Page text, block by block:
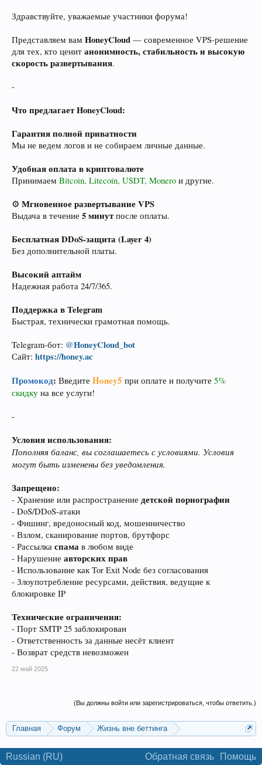
Здравствуйте, уважаемые участники форума!
Представляем вам HoneyCloud — современное VPS-решение
для тех, кто ценит анонимность, стабильность и высокую
скорость развертывания.
-
Что предлагает HoneyCloud:
Гарантия полной приватности
Мы не ведем логов и не собираем личные данные.
Удобная оплата в криптовалюте
Принимаем Bitcoin, Litecoin, USDT, Monero и другие.
⚙️ Мгновенное развертывание VPS
Выдача в течение 5 минутпосле оплаты.
Бесплатная DDoS-защита (Layer 4)
Без дополнительной платы.
Высокий аптайм
Надежная работа 24/7/365.
Поддержка в Telegram
Быстрая, технически грамотная помощь.
Telegram-бот: @HoneyCloud_bot
Сайт: https://honey.ac
Промокод: Введите Honey5 при оплате и получите 5%
скидку на все услуги!
-
Условия использования:
Пополняя баланс, вы соглашаетесь с условиями. Условия
могут быть изменены без уведомления.
Запрещено:
- Хранение или распространение детской порнографии
- DoS/DDoS-атаки
- Фишинг, вредоносный код, мошенничество
- Взлом, сканирование портов, брутфорс
- Рассылка спама в любом виде
- Нарушение авторских прав
- Использование как Tor Exit Node без согласования
- Злоупотребление ресурсами, действия, ведущие к
блокировке IP
Технические ограничения:
- Порт SMTP 25 заблокирован
- Ответственность за данные несёт клиент
- Возврат средств невозможен
22 май 2025
(Вы должны войти или зарегистрироваться, чтобы ответить.)
Главная Форум
Жизнь вне беттинга
Russian (RU) Обратная связь Помощь